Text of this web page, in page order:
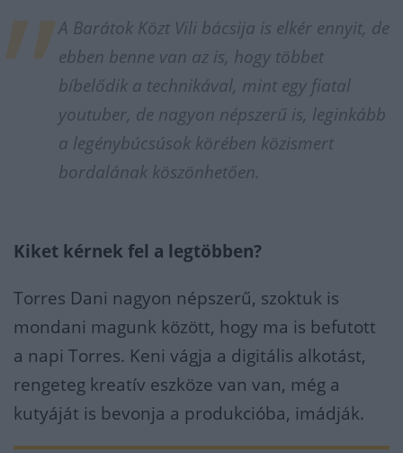
A Barátok Közt Vili bácsija is elkér ennyit, de
ebben benne van az is, hogy többet
bíbelődik a technikával, mint egy fiatal
youtuber, de nagyon népszerű is, leginkább
a legénybúcsúsok körében közismert
bordalának köszönhetően.
Kiket kérnek fel a legtöbben?
Torres Dani nagyon népszerű, szoktuk is
mondani magunk között, hogy ma is befutott
a napi Torres. Keni vágja a digitális alkotást,
rengeteg kreatív eszköze van van, még a
kutyáját is bevonja a produkcióba, imádják.